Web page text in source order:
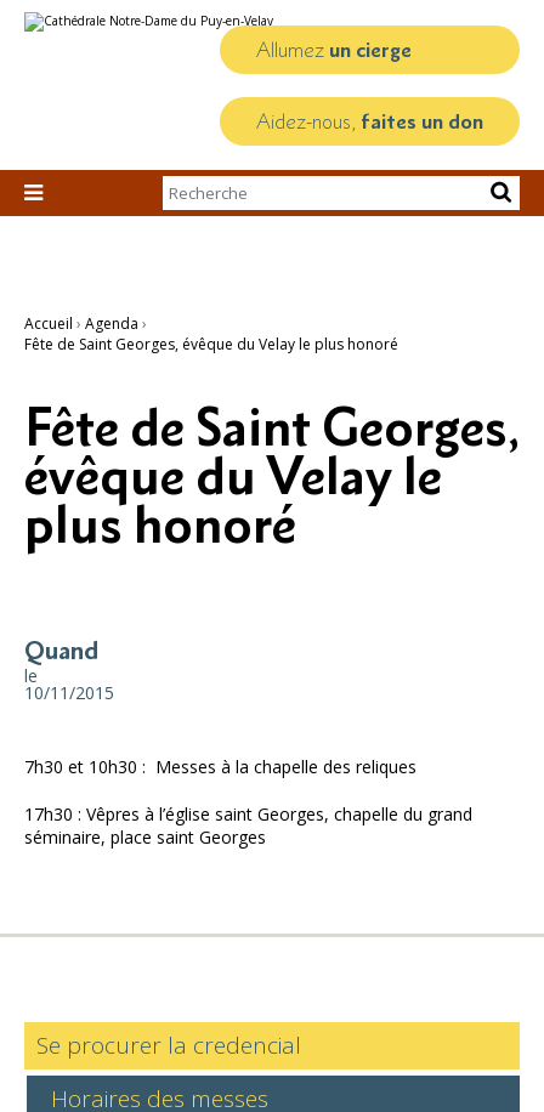
au
personnels
Allumez un cierge
Aidez-nous, faites un don

Chercher par
Recherche
Accueil › Agenda ›
Fête de Saint Georges, évêque du Velay le plus honoré
Fête de Saint Georges,
évêque du Velay le
plus honoré
Quand
le
10/11/2015
7h30 et 10h30 : Messes à la chapelle des reliques
17h30 : Vêpres à l’église saint Georges, chapelle du grand
séminaire, place saint Georges
Se procurer la credencial
Horaires des messes